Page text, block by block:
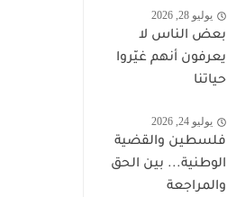
يوليو 28, 2026
بعض الناس لا
يعرفون أنهم غيّروا
حياتنا
يوليو 24, 2026
فلسطين والقضية
الوطنية... بين الحق
والمراجعة